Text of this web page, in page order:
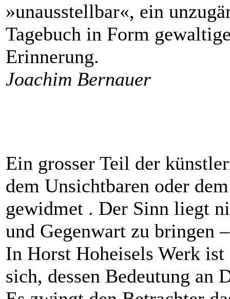
»unausstellbar«, ein
Tagebuch in Form
Erinnerung.
Joachim Bernauer
Ein grosser Teil der
dem Unsichtbaren oder
gewidmet . Der Sinn liegt
und Gegenwart zu bringen
In Horst Hoheisels Werk ist
sich, dessen Bedeutung an